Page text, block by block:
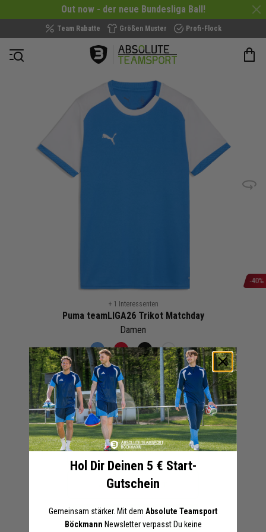
Out now - der neue Bundesliga Ball!
Team Rabatte Größen Muster Profi-Flock
Navigation öffnen
Puma teamLIGA26 Trikot Matchday
Damen
Blau
Rot SchwarzWeiß
springen
+ 1 Interessenten
24,95 € UVP
14,97 €
-40%
Mengenrabatt anzeigen
Online-Preise können von den Filialpreisen abweichen
Artikel merken
Angebot anfordern
In den Warenkorb legen
Hol Dir Deinen 5 € Start-
Gutschein
Gemeinsam stärker. Mit dem Absolute Teamsport
Böckmann Newsletter verpasst Du keine